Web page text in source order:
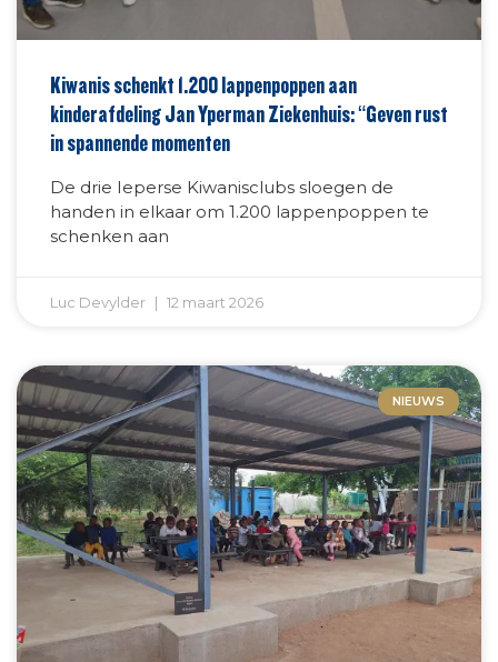
Kiwanis schenkt 1.200 lappenpoppen aan
kinderafdeling Jan Yperman Ziekenhuis: “Geven rust
in spannende momenten
De drie Ieperse Kiwanisclubs sloegen de
handen in elkaar om 1.200 lappenpoppen te
schenken aan
Luc Devylder 12 maart 2026
NIEUWS